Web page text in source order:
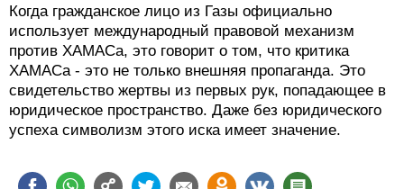
Когда гражданское лицо из Газы официально
использует международный правовой механизм
против ХАМАСа, это говорит о том, что критика
ХАМАСа - это не только внешняя пропаганда. Это
свидетельство жертвы из первых рук, попадающее в
юридическое пространство. Даже без юридического
успеха символизм этого иска имеет значение.